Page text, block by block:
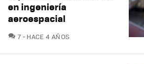
en ingeniería
aeroespacial
7COMENTARIOS
HACE 4 AÑOS